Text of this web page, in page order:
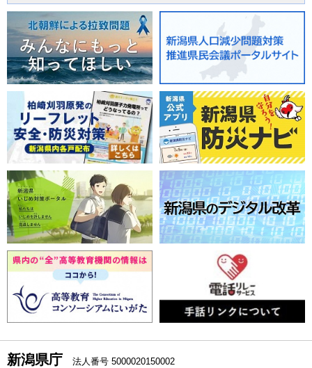
新潟県庁 法人番号 5000020150002